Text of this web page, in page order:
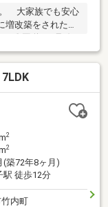
。 大家族でも安心
増改築をされた住
は幅員約2.5ｍにな
あり再建築不可
歩約3分・第二中
響で材料等が高騰
ます。■物件詳細
ムや建替え はお
2
2
(築72年8ヶ月)
駅 徒歩12分
内町